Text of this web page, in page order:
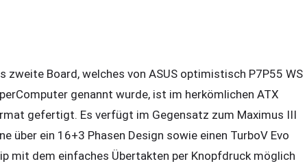
zweite Board, welches von ASUS optimistisch P7P55 WS
genannt wurde, ist im herkömlichen ATX
gefertigt. Es verfügt im Gegensatz zum Maximus III
über ein 16+3 Phasen Design sowie einen TurboV Evo
mit dem einfaches Übertakten per Knopfdruck möglich